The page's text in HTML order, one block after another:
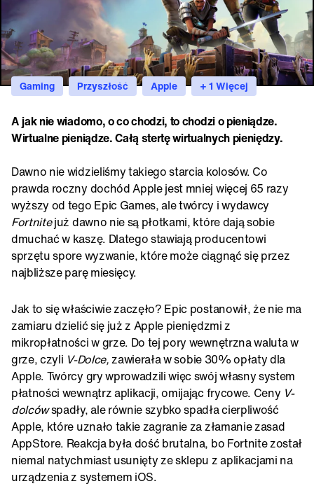
Gaming Przyszłość Apple + 1 Więcej
A jak nie wiadomo, o co chodzi, to chodzi o pieniądze.
Wirtualne pieniądze. Całą stertę wirtualnych pieniędzy.
Dawno nie widzieliśmy takiego starcia kolosów. Co
prawda roczny dochód Apple jest mniej więcej 65 razy
wyższy od tego Epic Games, ale twórcy i wydawcy
Fortnitejuż dawno nie są płotkami, które dają sobie
dmuchać w kaszę. Dlatego stawiają producentowi
sprzętu spore wyzwanie, które może ciągnąć się przez
najbliższe parę miesięcy.
Jak to się właściwie zaczęło? Epic postanowił, że nie ma
zamiaru dzielić się już z Apple pieniędzmi z
mikropłatności w grze. Do tej pory wewnętrzna waluta w
grze, czyli V-Dolce,zawierała w sobie 30% opłaty dla
Apple. Twórcy gry wprowadzili więc swój własny system
płatności wewnątrz aplikacji, omijając frycowe. Ceny V-
dolcówspadły, ale równie szybko spadła cierpliwość
Apple, które uznało takie zagranie za złamanie zasad
AppStore. Reakcja była dość brutalna, bo Fortnite został
niemal natychmiast usunięty ze sklepu z aplikacjami na
urządzenia z systemem iOS.